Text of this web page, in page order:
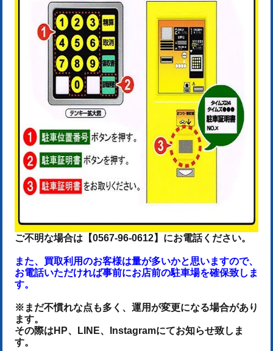
ご不明な場合は【0567-96-0612】にお電話ください。
また、買取利用のお客様は量が多いかと思いますので、
お電話いただければ事前にお店前の駐車場を確保致しま
す。
※まだ不慣れな点も多く、運用が変更になる場合があり
ます。
その際はHP、LINE、Instagramにてお知らせ致しま
す。